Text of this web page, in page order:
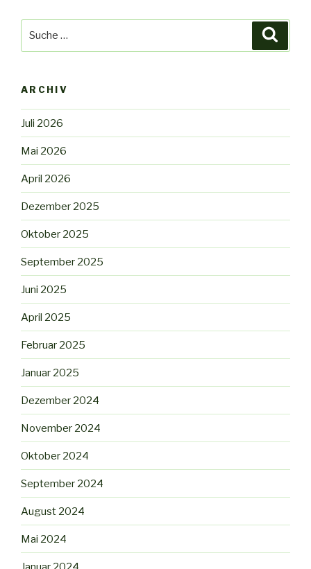
ARCHIV
Juli 2026
Mai 2026
April 2026
Dezember 2025
Oktober 2025
September 2025
Juni 2025
April 2025
Februar 2025
Januar 2025
Dezember 2024
November 2024
Oktober 2024
September 2024
August 2024
Mai 2024